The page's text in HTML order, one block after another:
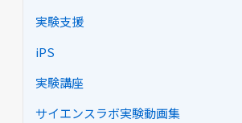
実験支援
iPS
実験講座
サイエンスラボ実験動画集